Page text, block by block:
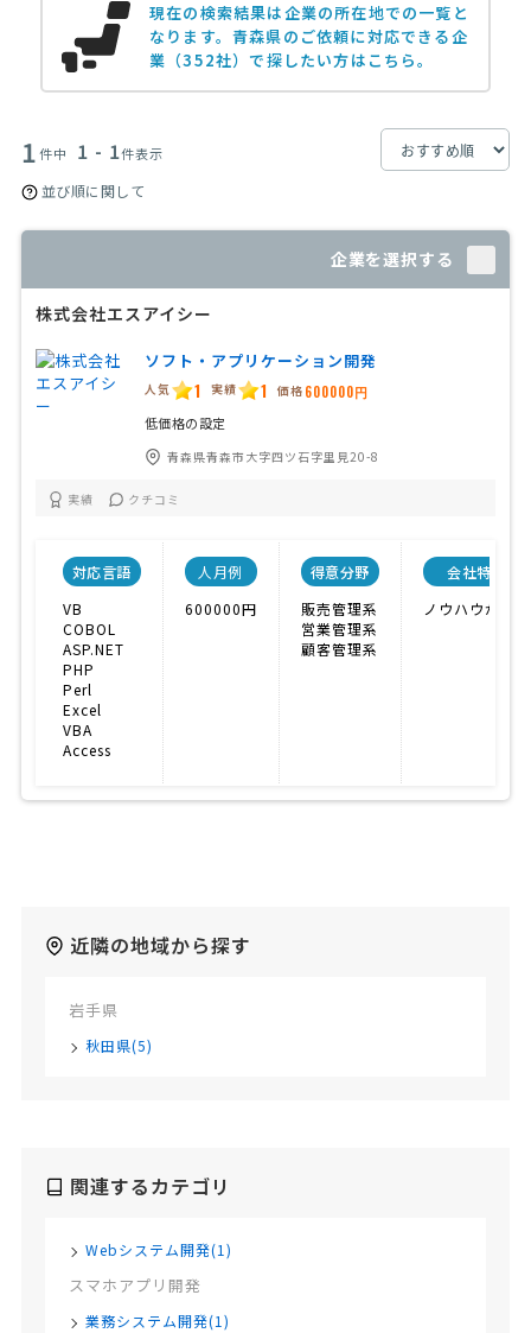
現在の検索結果は企業の所在地での一覧と
なります。青森県のご依頼に対応できる企
業（352社）で探したい方はこちら。
1件中 1 - 1件表示
並び順に関して
企業を選択する
株式会社エスアイシー
ソフト・アプリケーション開発
人気 1 実績 1 価格 600000円
低価格の設定
青森県青森市大字四ツ石字里見20-8
実績 クチコミ
対応言語
VB
COBOL
ASP.NET
PHP
Perl
Excel
VBA
Access
人月例
600000円
得意分野
販売管理系
営業管理系
顧客管理系
会社特色
ノウハウが充実
近隣の地域から探す
岩手県
秋田県(5)
関連するカテゴリ
Webシステム開発(1)
スマホアプリ開発
業務システム開発(1)